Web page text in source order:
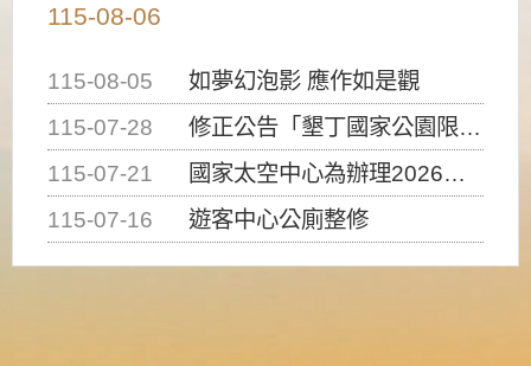
115-08-06
115-08-05
如夢幻泡影 應作如是觀
115-07-28
修正公告「墾丁國家公園限制水域遊憩活動之種類、範圍、時間及行為」，自即日生效。
115-07-21
國家太空中心為辦理2026台灣盃火箭競賽，陸、海、空域警戒及協調相關事宜，因颱風備案事宜
115-07-16
遊客中心公廁整修